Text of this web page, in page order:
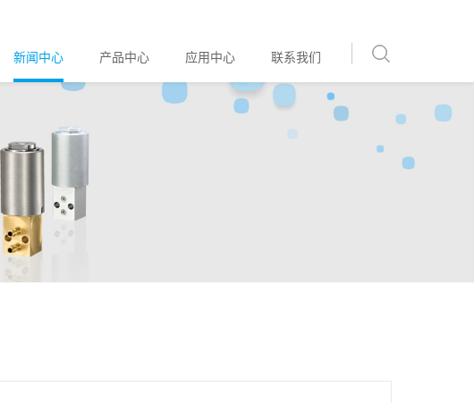
新闻中心 产品中心 应用中心 联系我们